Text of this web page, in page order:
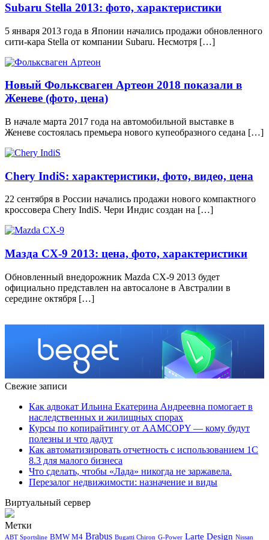
Subaru Stella 2013: фото, характеристики
5 января 2013 года в Японии начались продажи обновленного
сити-кара Stella от компании Subaru. Несмотря […]
Новый Фольксваген Артеон 2018 показали в
Женеве (фото, цена)
В начале марта 2017 года на автомобильной выставке в
Женеве состоялась премьера нового купеобразного седана […]
Chery IndiS: характеристики, фото, видео, цена
22 сентября в России начались продажи нового компактного
кроссовера Chery IndiS. Чери Индис создан на […]
Мазда CX-9 2013: цена, фото, характеристики
Обновленный внедорожник Mazda CX-9 2013 будет
официально представлен на автосалоне в Австралии в
середине октября […]
Свежие записи
Как адвокат Ильина Екатерина Андреевна помогает в
наследственных и жилищных спорах
Курсы по копирайтингу от AAMCOPY — кому будут
полезны и что дадут
Как автоматизировать отчетность с использованием 1С
8.3 для малого бизнеса
Что сделать, чтобы «Лада» никогда не заржавела.
Перезалог недвижимости: назначение и виды
Виртуальный сервер
Метки
ABT Sportsline BMW M4 Brabus Bugatti Chiron G-Power Larte Design Nissan